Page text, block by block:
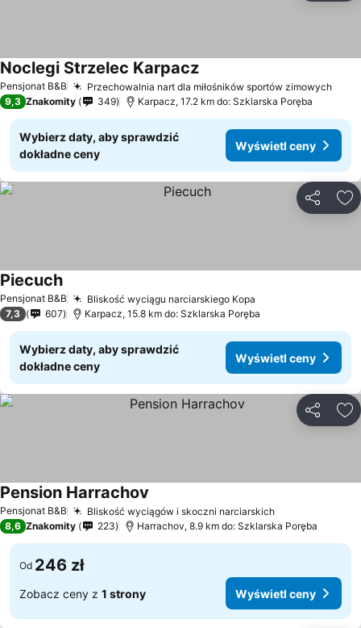
Pensjonat B&B Przechowalnia nart dla miłośników sportów zimowych
Noclegi Strzelec Karpacz
9,3 Znakomity 349 Karpacz, 17.2 km do: Szklarska Poręba
Wybierz daty, aby sprawdzić
dokładne ceny
Wyświetl ceny
Pensjonat B&B Bliskość wyciągu narciarskiego Kopa
Piecuch
7,3 607 Karpacz, 15.8 km do: Szklarska Poręba
Wybierz daty, aby sprawdzić
dokładne ceny
Wyświetl ceny
Pensjonat B&B Bliskość wyciągów i skoczni narciarskich
Pension Harrachov
8,6 Znakomity 223 Harrachov, 8.9 km do: Szklarska Poręba
Od 246 zł
Zobacz ceny z 1 strony Wyświetl ceny